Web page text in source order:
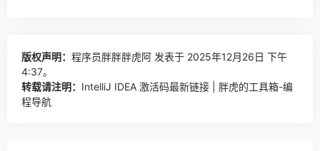
版权声明： 程序员胖胖胖虎阿 发表于 2025年12月26日 下午
4:37。
转载请注明： IntelliJ IDEA 激活码最新链接 | 胖虎的工具箱-编
程导航